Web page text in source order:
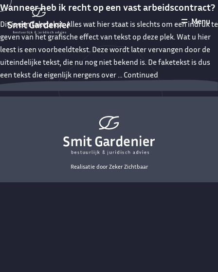
Menu
Wanneer heb ik recht op een vast arbeidscontract?
Dit is een faketekst. Alles wat hier staat is slechts om een indruk te
geven van het grafische effect van tekst op deze plek. Wat u hier
leest is een voorbeeldtekst. Deze wordt later vervangen door de
uiteindelijke tekst, die nu nog niet bekend is. De faketekst is dus
een tekst die eigenlijk nergens over … Continued
Realisatie doorZeker Zichtbaar